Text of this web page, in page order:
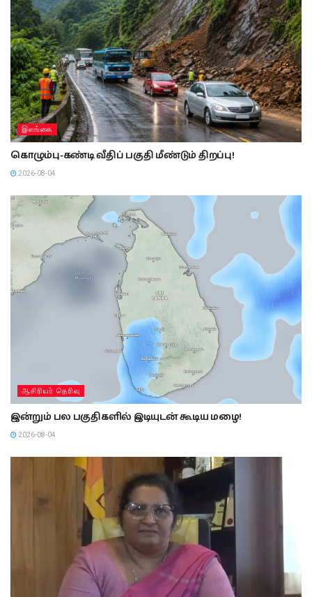
இலங்கை
கொழும்பு-கண்டி வீதிப் பகுதி மீண்டும் திறப்பு!
2026-08-04
ஆசிரியர் தெரிவு
இன்றும் பல பகுதிகளில் இடியுடன் கூடிய மழை!
2026-08-04